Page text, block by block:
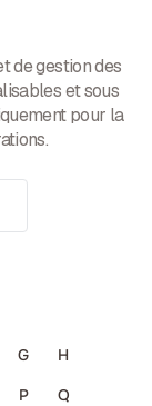
de gestion des
et sous
pour la
G
H
P
Q